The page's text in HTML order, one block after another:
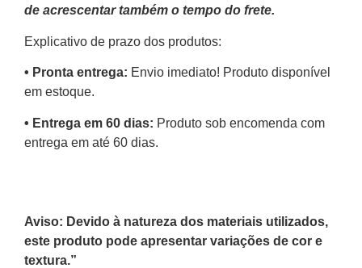
de acrescentar também o tempo do frete.
Explicativo de prazo dos produtos:
•⁠ ⁠Pronta entrega: Envio imediato! Produto disponível
em estoque.
•⁠ Entrega em 60 dias: Produto sob encomenda com
entrega em até 60 dias.
Aviso: Devido à natureza dos materiais utilizados,
este produto pode apresentar variações de cor e
textura.”